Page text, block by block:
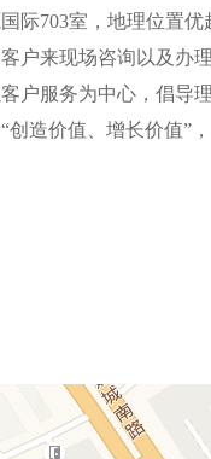
际703室，地理位置优
户来现场咨询以及办理
户服务为中心，倡导
造价值、增长价值”